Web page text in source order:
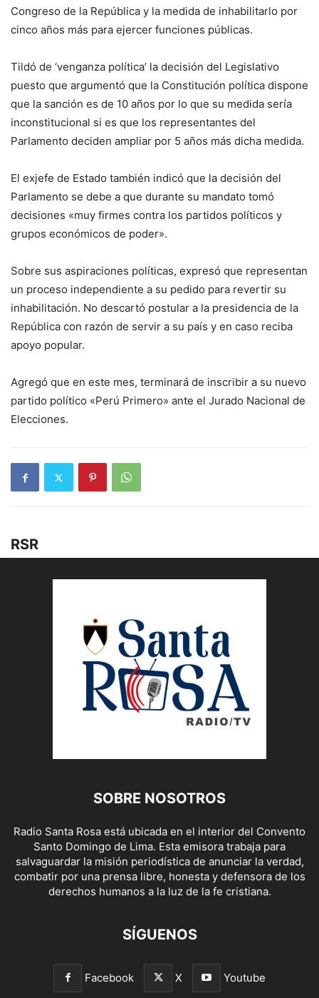
Congreso de la República y la medida de inhabilitarlo por
cinco años más para ejercer funciones públicas.
Tildó de ‘venganza política’ la decisión del Legislativo
puesto que argumentó que la Constitución política dispone
que la sanción es de 10 años por lo que su medida sería
inconstitucional si es que los representantes del
Parlamento deciden ampliar por 5 años más dicha medida.
El exjefe de Estado también indicó que la decisión del
Parlamento se debe a que durante su mandato tomó
decisiones «muy firmes contra los partidos políticos y
grupos económicos de poder».
Sobre sus aspiraciones políticas, expresó que representan
un proceso independiente a su pedido para revertir su
inhabilitación. No descartó postular a la presidencia de la
República con razón de servir a su país y en caso reciba
apoyo popular.
Agregó que en este mes, terminará de inscribir a su nuevo
partido político «Perú Primero» ante el Jurado Nacional de
Elecciones.
RSR
SOBRE NOSOTROS
Radio Santa Rosa está ubicada en el interior del Convento
Santo Domingo de Lima. Esta emisora trabaja para
salvaguardar la misión periodística de anunciar la verdad,
combatir por una prensa libre, honesta y defensora de los
derechos humanos a la luz de la fe cristiana.
SÍGUENOS
Facebook X Youtube